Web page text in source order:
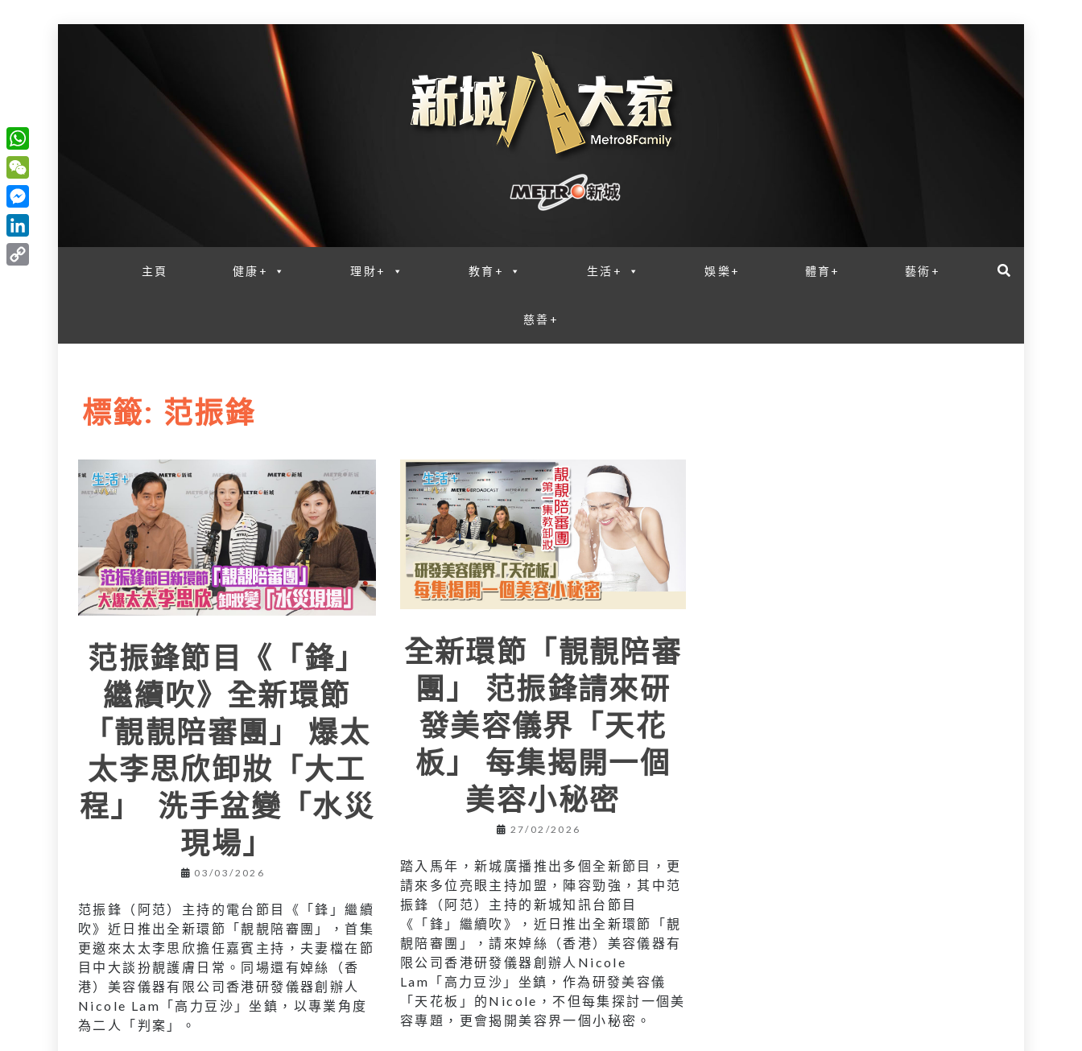
主頁 健康+ 理財+ 教育+ 生活+ 娛樂+ 體育+ 藝術+
慈善+
標籤: 范振鋒
范振鋒節目《「鋒」
繼續吹》全新環節
「靚靚陪審團」 爆太
太李思欣卸妝「大工
程」 洗手盆變「水災
現場」
03/03/2026
范振鋒（阿范）主持的電台節目《「鋒」繼續
吹》近日推出全新環節「靚靚陪審團」，首集
更邀來太太李思欣擔任嘉賓主持，夫妻檔在節
目中大談扮靚護膚日常。同場還有婥絲（香
港）美容儀器有限公司香港研發儀器創辦人
Nicole Lam「高力豆沙」坐鎮，以專業角度
為二人「判案」。
全新環節「靚靚陪審
團」 范振鋒請來研
發美容儀界「天花
板」 每集揭開一個
美容小秘密
27/02/2026
踏入馬年，新城廣播推出多個全新節目，更
請來多位亮眼主持加盟，陣容勁強，其中范
振鋒（阿范）主持的新城知訊台節目
《「鋒」繼續吹》，近日推出全新環節「靚
靚陪審團」，請來婥絲（香港）美容儀器有
限公司香港研發儀器創辦人Nicole
Lam「高力豆沙」坐鎮，作為研發美容儀
「天花板」的Nicole，不但每集探討一個美
容專題，更會揭開美容界一個小秘密。
W
h
a
t
s
W
e
C
h
M
e
s
L
i